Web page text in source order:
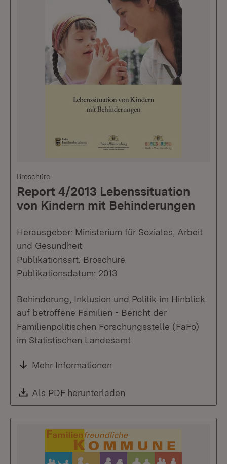
Broschüre
Report 4/2013 Lebenssituation
von Kindern mit Behinderungen
Herausgeber: Ministerium für Soziales, Arbeit
und Gesundheit
Publikationsart: Broschüre
Publikationsdatum: 2013
Behinderung, Inklusion und Politik im Hinblick
auf betroffene Familien - Bericht der
Familienpolitischen Forschungsstelle (FaFo)
im Statistischen Landesamt
Mehr Informationen
Download:
Als PDF herunterladen